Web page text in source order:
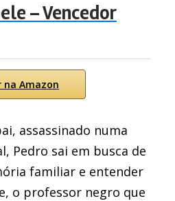
– Vencedor
na Amazon
assassinado numa
Pedro sai em busca de
familiar e entender
o professor negro que